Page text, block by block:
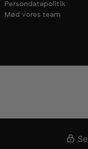
Persondatapolitik
Mød vores team